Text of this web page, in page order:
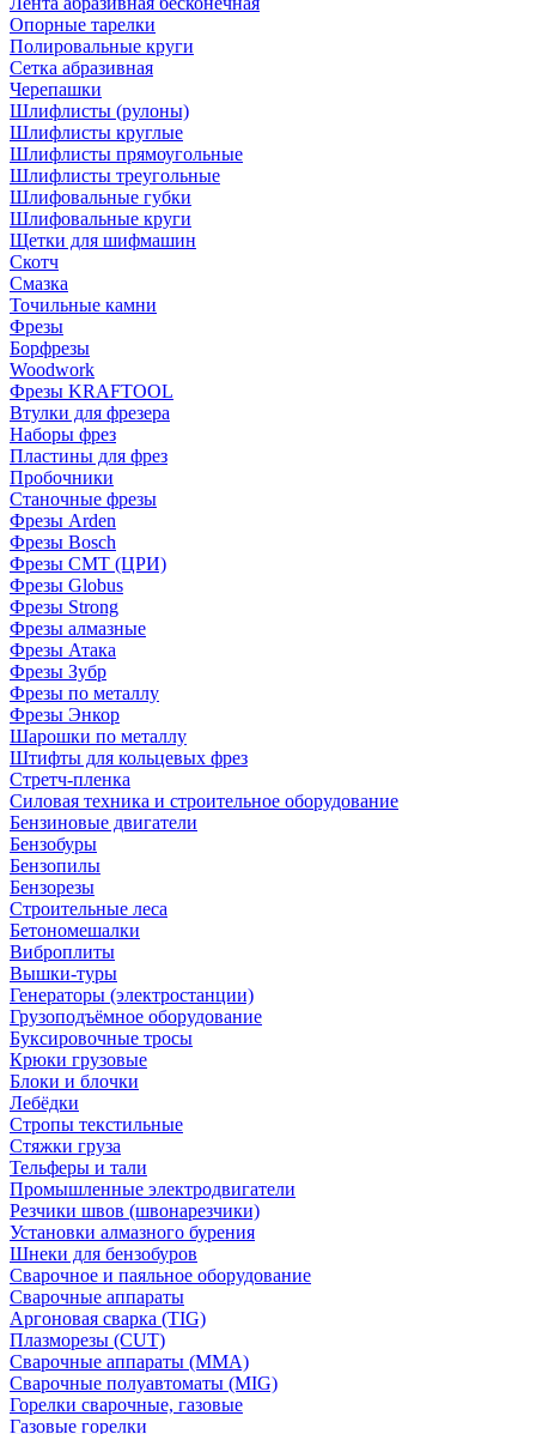
Опорные тарелки
Полировальные круги
Сетка абразивная
Черепашки
Шлифлисты (рулоны)
Шлифлисты круглые
Шлифлисты прямоугольные
Шлифлисты треугольные
Шлифовальные губки
Шлифовальные круги
Щетки для шифмашин
Скотч
Смазка
Точильные камни
Фрезы
Борфрезы
Woodwork
Фрезы KRAFTOOL
Втулки для фрезера
Наборы фрез
Пластины для фрез
Пробочники
Станочные фрезы
Фрезы Arden
Фрезы Bosch
Фрезы CMT (ЦРИ)
Фрезы Globus
Фрезы Strong
Фрезы алмазные
Фрезы Атака
Фрезы Зубр
Фрезы по металлу
Фрезы Энкор
Шарошки по металлу
Штифты для кольцевых фрез
Стретч-пленка
Силовая техника и строительное оборудование
Бензиновые двигатели
Бензобуры
Бензопилы
Бензорезы
Строительные леса
Бетономешалки
Виброплиты
Вышки-туры
Генераторы (электростанции)
Грузоподъёмное оборудование
Буксировочные тросы
Крюки грузовые
Блоки и блочки
Лебёдки
Стропы текстильные
Стяжки груза
Тельферы и тали
Промышленные электродвигатели
Резчики швов (швонарезчики)
Установки алмазного бурения
Шнеки для бензобуров
Сварочное и паяльное оборудование
Сварочные аппараты
Аргоновая сварка (TIG)
Плазморезы (CUT)
Сварочные аппараты (MMA)
Сварочные полуавтоматы (MIG)
Горелки сварочные, газовые
Газовые горелки